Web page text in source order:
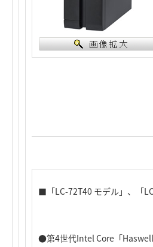
■「LC-72T40 モデル」、「
●第4世代Intel Core「